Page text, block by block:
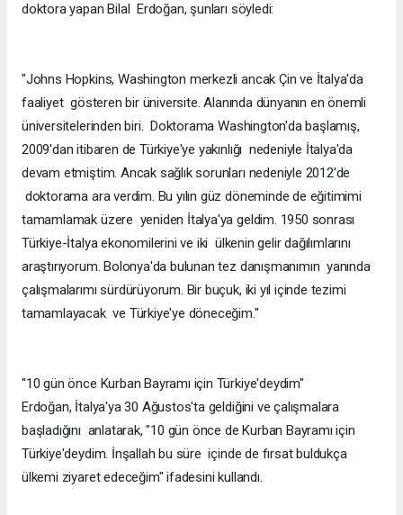
doktora yapan Bilal Erdoğan, şunları söyledi:
"Johns Hopkins, Washington merkezli ancak Çin ve İtalya'da
faaliyet gösteren bir üniversite. Alanında dünyanın en önemli
üniversitelerinden biri. Doktorama Washington'da başlamış,
2009'dan itibaren de Türkiye'ye yakınlığı nedeniyle İtalya'da
devam etmiştim. Ancak sağlık sorunları nedeniyle 2012'de
doktorama ara verdim. Bu yılın güz döneminde de eğitimimi
tamamlamak üzere yeniden İtalya'ya geldim. 1950 sonrası
Türkiye-İtalya ekonomilerini ve iki ülkenin gelir dağılımlarını
araştırıyorum. Bolonya'da bulunan tez danışmanımın yanında
çalışmalarımı sürdürüyorum. Bir buçuk, iki yıl içinde tezimi
tamamlayacak ve Türkiye'ye döneceğim."
"10 gün önce Kurban Bayramı için Türkiye'deydim"
Erdoğan, İtalya'ya 30 Ağustos'ta geldiğini ve çalışmalara
başladığını anlatarak, "10 gün önce de Kurban Bayramı için
Türkiye'deydim. İnşallah bu süre içinde de fırsat buldukça
ülkemi ziyaret edeceğim" ifadesini kullandı.